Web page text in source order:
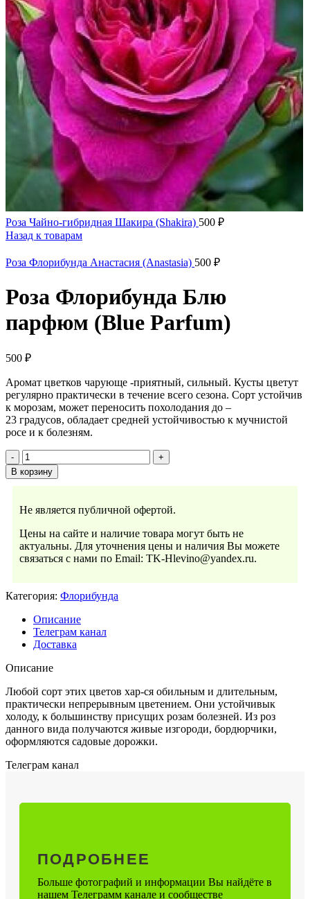
Роза Чайно-гибридная Шакира (Shakira) 500 ₽
Назад к товарам
Роза Флорибунда Анастасия (Anastasia) 500 ₽
Роза Флорибунда Блю
парфюм (Blue Parfum)
500 ₽
Аромат цветков чарующе -приятный, сильный. Кусты цветут
регулярно практически в течение всего сезона. Сорт устойчив
к морозам, может переносить похолодания до –
23 градусов, обладает средней устойчивостью к мучнистой
росе и к болезням.
В корзину
Не является публичной офертой.
Цены на сайте и наличие товара могут быть не
актуальны. Для уточнения цены и наличия Вы можете
связаться с нами по Email: TK-Hlevino@yandex.ru.
Категория: Флорибунда
Описание
Телеграм канал
Доставка
Описание
Любой сорт этих цветов хар-ся обильным и длительным,
практически непрерывным цветением. Они устойчивык
холоду, к большинству присущих розам болезней. Из роз
данного вида получаются живые изгороди, бордюрчики,
оформляются садовые дорожки.
Телеграм канал
ПОДРОБНЕЕ
Больше фотографий и информации Вы найдёте в
нашем Телеграмм канале и сообществе